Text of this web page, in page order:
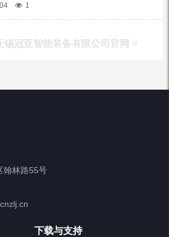
1
锡冠亚智能装备有限公司官网
翰林路55号
下载与支持